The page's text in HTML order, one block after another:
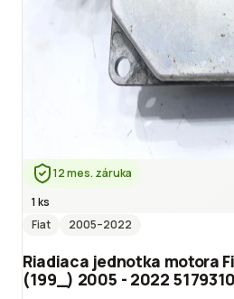
12 mes. záruka
1 ks
Fiat
2005–2022
Riadiaca jednotka motora
(199_) 2005 - 2022